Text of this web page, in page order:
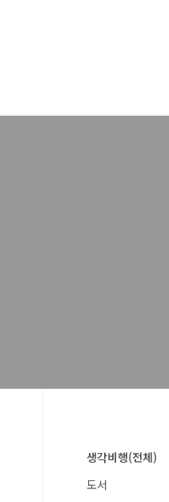
생각비행(전체)
도서